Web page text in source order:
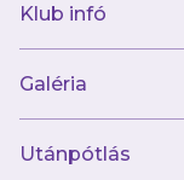
Klub infó
Galéria
Utánpótlás